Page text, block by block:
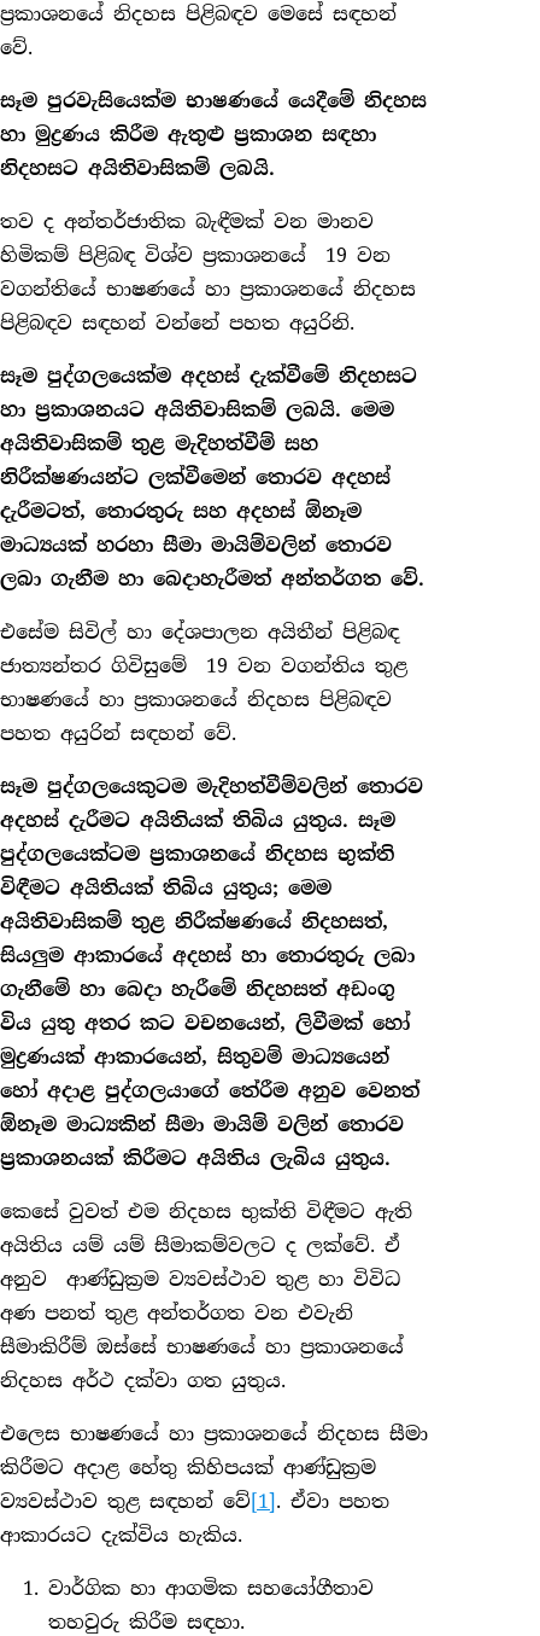
ප්‍රකාශනයේ නිදහස පිළිබඳව මෙසේ සඳහන්
වේ.
සෑම පුරවැසියෙක්ම භාෂණයේ යෙදීමේ නිදහස
හා මුද්‍රණය කිරීම ඇතුළු ප්‍රකාශන සඳහා
නිදහසට අයිතිවාසිකම් ලබයි.
තව ද අන්තර්ජාතික බැඳීමක් වන මානව
හිමිකම් පිළිබඳ විශ්ව ප්‍රකාශනයේ 19 වන
වගන්තියේ භාෂණයේ හා ප්‍රකාශනයේ නිදහස
පිළිබඳව සඳහන් වන්නේ පහත අයුරිනි.
සෑම පුද්ගලයෙක්ම අදහස් දැක්වීමේ නිදහසට
හා ප්‍රකාශනයට අයිතිවාසිකම් ලබයි. මෙම
අයිතිවාසිකම් තුළ මැදිහත්වීම් සහ
නිරීක්ෂණයන්ට ලක්වීමෙන් තොරව අදහස්
දැරීමටත්, තොරතුරු සහ අදහස් ඕනෑම
මාධ්‍යයක් හරහා සීමා මායිම්වලින් තොරව
ලබා ගැනීම හා බෙදාහැරීමත් අන්තර්ගත වේ.
එසේම සිවිල් හා දේශපාලන අයිතීන් පිළිබඳ
ජාත්‍යන්තර ගිවිසුමේ 19 වන වගන්තිය තුළ
භාෂණයේ හා ප්‍රකාශනයේ නිදහස පිළිබඳව
පහත අයුරින් සඳහන් වේ.
සෑම පුද්ගලයෙකුටම මැදිහත්වීම්වලින් තොරව
අදහස් දැරීමට අයිතියක් තිබිය යුතුය. සෑම
පුද්ගලයෙක්ටම ප්‍රකාශනයේ නිදහස භුක්ති
විඳීමට අයිතියක් තිබිය යුතුය; මෙම
අයිතිවාසිකම් තුළ නිරීක්ෂණයේ නිදහසත්,
සියලුම ආකාරයේ අදහස් හා තොරතුරු ලබා
ගැනීමේ හා බෙදා හැරීමේ නිදහසත් අඩංගු
විය යුතු අතර කට වචනයෙන්, ලිවීමක් හෝ
මුද්‍රණයක් ආකාරයෙන්, සිතුවම් මාධ්‍යයෙන්
හෝ අදාළ පුද්ගලයාගේ තේරීම අනුව වෙනත්
ඕනෑම මාධ්‍යකින් සීමා මායිම් වලින් තොරව
ප්‍රකාශනයක් කිරීමට අයිතිය ලැබිය යුතුය.
කෙසේ වුවත් එම නිදහස භුක්ති විඳීමට ඇති
අයිතිය යම් යම් සීමාකම්වලට ද ලක්වේ. ඒ
අනුව ආණ්ඩුක්‍රම ව්‍යවස්ථාව තුළ හා විවිධ
අණ පනත් තුළ අන්තර්ගත වන එවැනි
සීමාකිරීම් ඔස්සේ භාෂණයේ හා ප්‍රකාශනයේ
නිදහස අර්ථ දක්වා ගත යුතුය.
එලෙස භාෂණයේ හා ප්‍රකාශනයේ නිදහස සීමා
කිරීමට අදාළ හේතු කිහිපයක් ආණ්ඩුක්‍රම
ව්‍යවස්ථාව තුළ සඳහන් වේ[1]. ඒවා පහත
ආකාරයට දැක්විය හැකිය.
වාර්ගික හා ආගමික සහයෝගීතාව
තහවුරු කිරීම සඳහා.